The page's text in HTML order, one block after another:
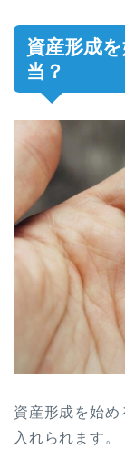
資産形成
当？
資産形成を始め
入れられます。